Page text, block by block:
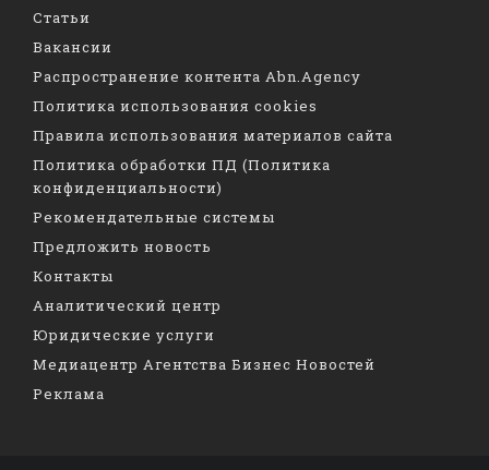
Статьи
Вакансии
Распространение контента Abn.Agency
Политика использования cookies
Правила использования материалов сайта
Политика обработки ПД (Политика
конфиденциальности)
Рекомендательные системы
Предложить новость
Контакты
Аналитический центр
Юридические услуги
Медиацентр Агентства Бизнес Новостей
Реклама